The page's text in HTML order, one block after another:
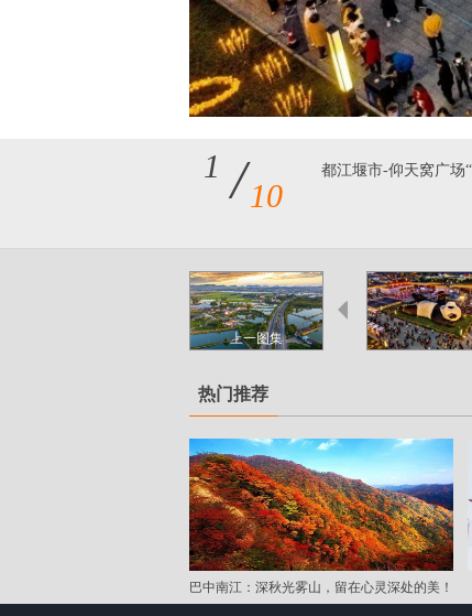
1 / 10
都江堰市-仰天窝广场
上一图集
热门推荐
巴中南江：深秋光雾山，留在心灵深处的美！